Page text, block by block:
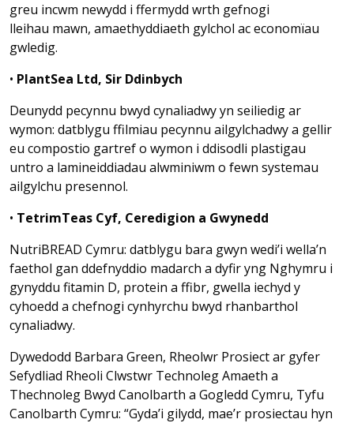
greu incwm newydd i ffermydd wrth gefnogi
lleihau mawn, amaethyddiaeth gylchol ac economïau
gwledig.
• PlantSea Ltd, Sir Ddinbych
Deunydd pecynnu bwyd cynaliadwy yn seiliedig ar
wymon: datblygu ffilmiau pecynnu ailgylchadwy a gellir
eu compostio gartref o wymon i ddisodli plastigau
untro a lamineiddiadau alwminiwm o fewn systemau
ailgylchu presennol.
• TetrimTeas Cyf, Ceredigion a Gwynedd
NutriBREAD Cymru: datblygu bara gwyn wedi’i wella’n
faethol gan ddefnyddio madarch a dyfir yng Nghymru i
gynyddu fitamin D, protein a ffibr, gwella iechyd y
cyhoedd a chefnogi cynhyrchu bwyd rhanbarthol
cynaliadwy.
Dywedodd Barbara Green, Rheolwr Prosiect ar gyfer
Sefydliad Rheoli Clwstwr Technoleg Amaeth a
Thechnoleg Bwyd Canolbarth a Gogledd Cymru, Tyfu
Canolbarth Cymru: “Gyda’i gilydd, mae’r prosiectau hyn